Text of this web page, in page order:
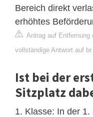
Bereich direkt
erhöhtes
Antrag auf Entfernung
vollständige Antwort auf
Ist bei der
Sitzplatz
1. Klasse: In der